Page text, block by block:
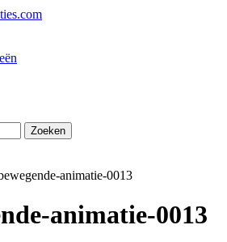
Zoeken
animatie-0013
animatie-0013